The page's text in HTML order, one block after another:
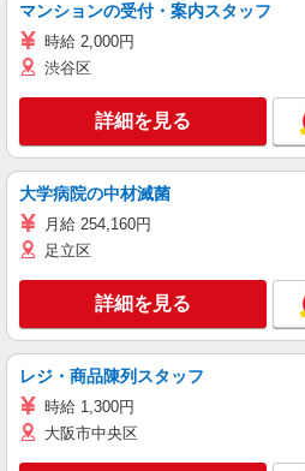
マンションの受付・案内スタッフ
時給 2,000円
渋谷区
詳細を見る
大学病院の中材滅菌
月給 254,160円
足立区
詳細を見る
レジ・商品陳列スタッフ
時給 1,300円
大阪市中央区